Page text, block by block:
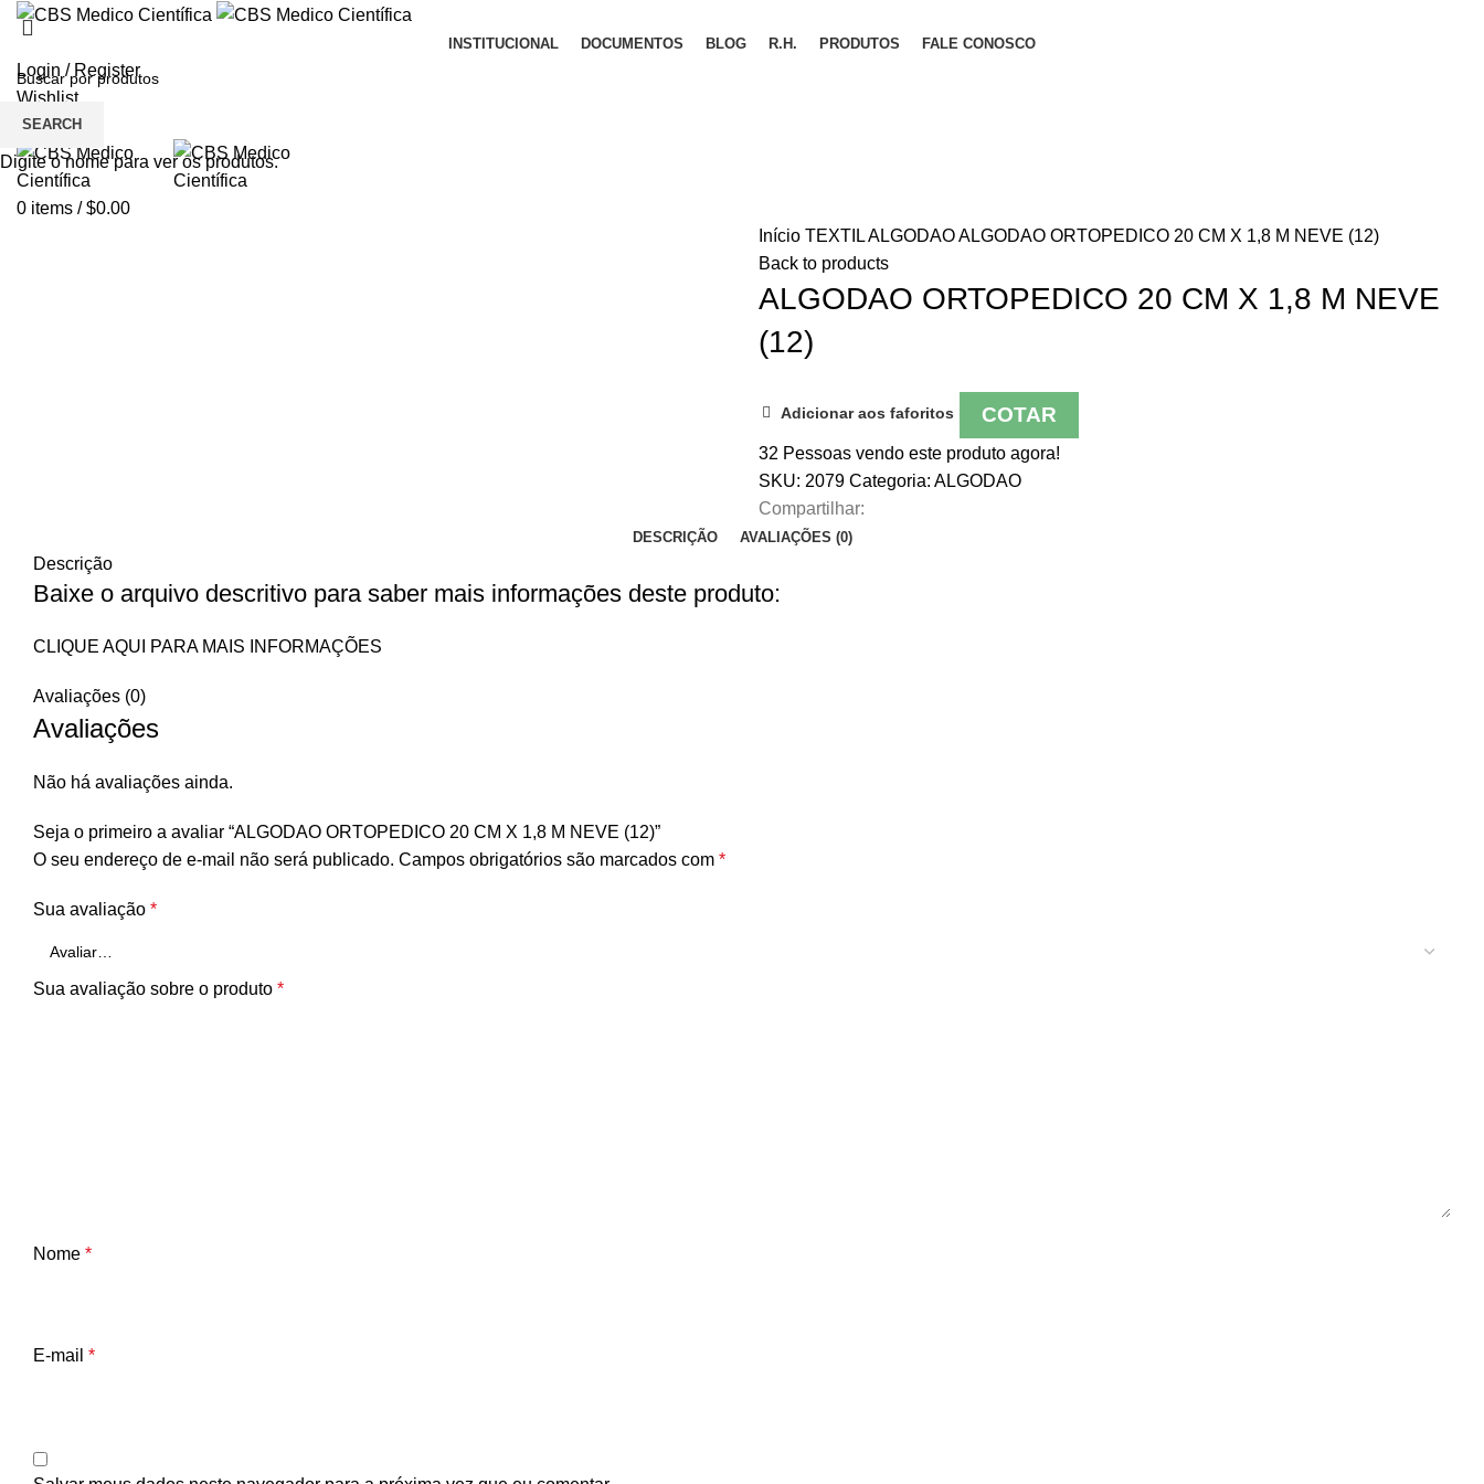
INSTITUCIONAL DOCUMENTOS BLOG R.H. PRODUTOS FALE CONOSCO
Login / Register
Wishlist
Menu
0 items / $0.00
Início TEXTILALGODAOALGODAO ORTOPEDICO 20 CM X 1,8 M NEVE (12)
Back to products
ALGODAO ORTOPEDICO 20 CM X 1,8 M NEVE
(12)
Adicionar aos faforitos COTAR
32 Pessoas vendo este produto agora!
SKU: 2079 Categoria: ALGODAO
Compartilhar:
DESCRIÇÃO AVALIAÇÕES (0)
Descrição
Baixe o arquivo descritivo para saber mais informações deste produto:
CLIQUE AQUI PARA MAIS INFORMAÇÕES
Avaliações (0)
Avaliações
Não há avaliações ainda.
Seja o primeiro a avaliar “ALGODAO ORTOPEDICO 20 CM X 1,8 M NEVE (12)”
O seu endereço de e-mail não será publicado. Campos obrigatórios são marcados com *
Sua avaliação *
Sua avaliação sobre o produto *
Nome *
E-mail *
SEARCH
Digite o nome para ver os produtos.